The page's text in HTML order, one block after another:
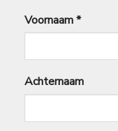
Voornaam*
Achternaam